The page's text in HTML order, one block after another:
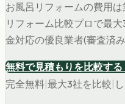
お風呂リフォームの費用は
リフォーム比較プロで最
金対応の優良業者(審査済
無料で見積もりを比較す
完全無料 最大3社を比較